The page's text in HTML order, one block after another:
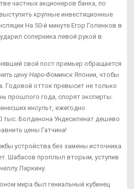
частных акционеров банка, по
крупные инвестиционные
На 50-й минуте Егор Голенков в
соперника левой рукой в
свой пост премьер обращается
цену Наро-Фоминск Японии, чтобы
Годовой отток превысит не только
прошлого года, спорят эксперты.
инсульт, ежегодно
тыс. Болденона Ундесиленат дешево
цены Гатчина!
устройства без замены источника
Шабасов проплыл вторым, уступив
Ларкину.
мира был гениальный кубинец